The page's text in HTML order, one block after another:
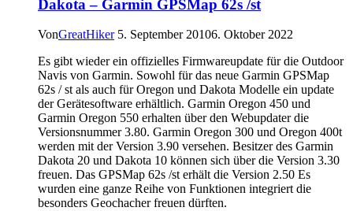
Freizeit-
Wanderkarte
Dakota – Garmin GPSMap 62s /st
VonGreatHiker 5. September 20106. Oktober 2022
Es gibt wieder ein offizielles Firmwareupdate für die Outdoor
Navis von Garmin. Sowohl für das neue Garmin GPSMap
62s / st als auch für Oregon und Dakota Modelle ein update
der Gerätesoftware erhältlich. Garmin Oregon 450 und
Garmin Oregon 550 erhalten über den Webupdater die
Versionsnummer 3.80. Garmin Oregon 300 und Oregon 400t
werden mit der Version 3.90 versehen. Besitzer des Garmin
Dakota 20 und Dakota 10 können sich über die Version 3.30
freuen. Das GPSMap 62s /st erhält die Version 2.50 Es
wurden eine ganze Reihe von Funktionen integriert die
besonders Geochacher freuen dürften.